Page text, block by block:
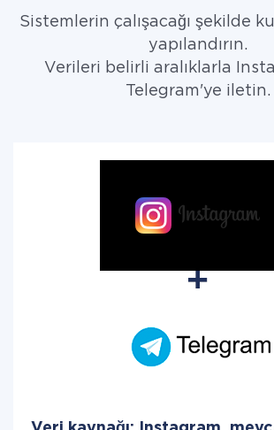
Sistemlerin çalışacağı şekilde
yapılandırın.
Verileri belirli aralıklarla
Telegram'ye iletin.